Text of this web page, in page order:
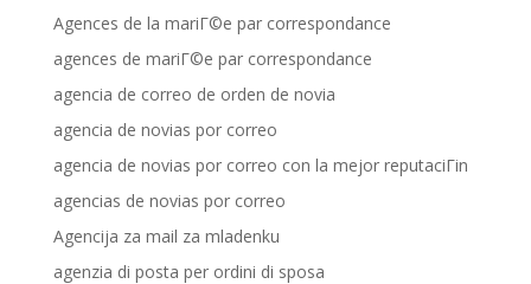
Agences de la mariГ©e par correspondance
agences de mariГ©e par correspondance
agencia de correo de orden de novia
agencia de novias por correo
agencia de novias por correo con la mejor reputaciГіn
agencias de novias por correo
Agencija za mail za mladenku
agenzia di posta per ordini di sposa